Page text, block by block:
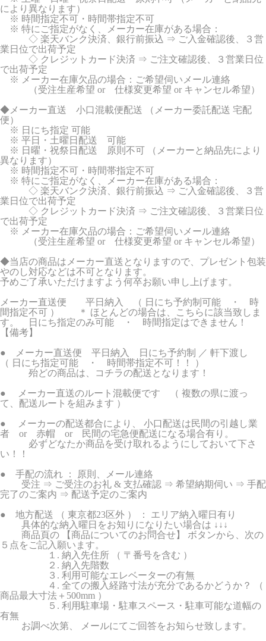
により異なります）
※ 時間指定不可・時間帯指定不可
※ 特にご指定がなく、メーカー在庫がある場合：
◇ 楽天バンク決済、銀行前振込 ⇒ ご入金確認後、３営
業日位で出荷予定
◇ クレジットカード決済 ⇒ ご注文確認後、３営業日位
で出荷予定
※ メーカー在庫欠品の場合：ご希望伺いメール連絡
（受注生産希望 or 仕様変更希望 or キャンセル希望）
◆メーカー直送 小口混載便配送 （メーカー委託配送 宅配
便）
※ 日にち指定 可能
※ 平日・土曜日配送 可能
※ 日曜・祝祭日配送 原則不可 （メーカーと納品先により
異なります）
※ 時間指定不可・時間帯指定不可
※ 特にご指定がなく、メーカー在庫がある場合：
◇ 楽天バンク決済、銀行前振込 ⇒ ご入金確認後、３営
業日位で出荷予定
◇ クレジットカード決済 ⇒ ご注文確認後、３営業日位
で出荷予定
※ メーカー在庫欠品の場合：ご希望伺いメール連絡
（受注生産希望 or 仕様変更希望 or キャンセル希望）
◆当店の商品はメーカー直送となりますので、プレゼント包装
やのし対応などは不可となります。
予めご了承いただけますよう何卒お願い申し上げます。
メーカー直送便 平日納入 （ 日にち予約制可能 ・ 時
間指定不可 ） ＊ ほとんどの場合は、こちらに該当致しま
す。 日にち指定のみ可能 ・ 時間指定はできません！
【備考】
● メーカー直送便 平日納入 日にち予約制 ／ 軒下渡し
（ 日にち指定可能 ・ 時間帯指定不可！！ ）
殆どの商品は、コチラの配送となります！
● メーカー直送のルート混載便です （ 複数の県に渡っ
て、配送ルートを組みます ）
● メーカーの配送都合により、 小口配送は民間の引越し業
者 or 赤帽 or 民間の宅急便配送になる場合有り。
必ずどなたか商品を受け取れるようにしておいて下さ
い！！
● 手配の流れ ： 原則、メール連絡
受注 ⇒ ご受注のお礼 & 支払確認 ⇒ 希望納期伺い ⇒ 手配
完了のご案内 ⇒ 配送予定のご案内
● 地方配送 （ 東京都23区外 ） ： エリア納入曜日有り
具体的な納入曜日をお知りになりたい場合は ↓↓↓
商品頁の 【商品についてのお問合せ】 ボタンから、次の
５点をご記入願います。
１. 納入先住所 （ 〒番号を含む ）
２. 納入先階数
３. 利用可能なエレベーターの有無
４. 全ての搬入経路寸法が充分であるかどうか？ （
商品最大寸法＋500mm ）
５. 利用駐車場・駐車スペース・駐車可能な道幅の
有無
お調べ次第、 メールにてご回答をお知らせ致します。